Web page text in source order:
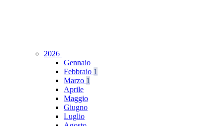
2026
Gennaio
Febbraio 1
Marzo 1
Aprile
Maggio
Giugno
Luglio